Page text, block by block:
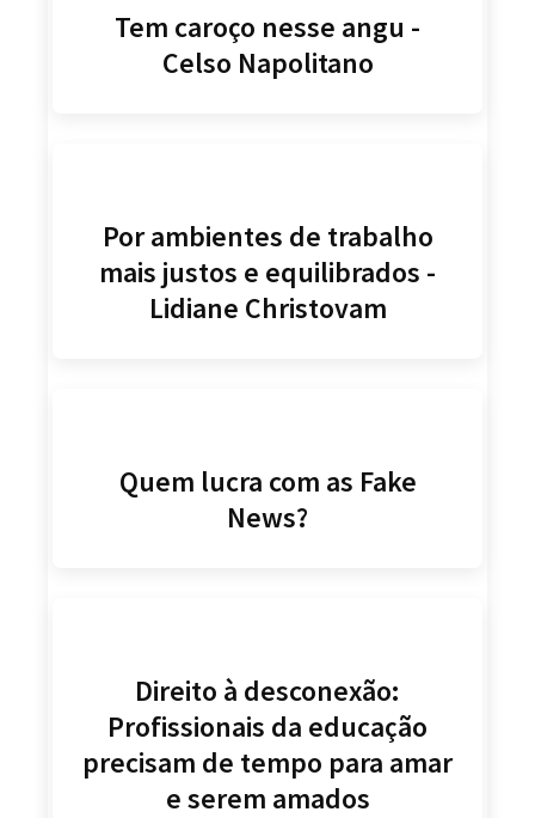
Tem caroço nesse angu -
Celso Napolitano
Por ambientes de trabalho
mais justos e equilibrados -
Lidiane Christovam
Quem lucra com as Fake
News?
Direito à desconexão:
Profissionais da educação
precisam de tempo para amar
e serem amados